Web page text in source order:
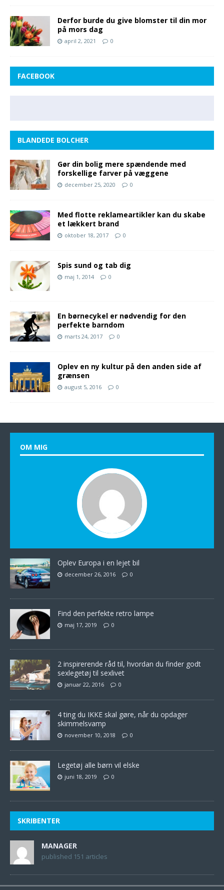
Derfor burde du give blomster til din mor
på mors dag
april 2, 2021 0
FACEBOOK
BLANDEDE BOLCHER
Gør din bolig mere spændende med
forskellige farver på væggene
december 25, 2020 0
Med flotte reklameartikler kan du skabe
et lækkert brand
oktober 18, 2017 0
Spis sund og tab dig
maj 1, 2014 0
En børnecykel er nødvendig for den
perfekte barndom
marts 24, 2017 0
Oplev en ny kultur på den anden side af
grænsen
august 5, 2016 0
OM MIG
Oplev Europa i en lejet bil
december 26, 2016 0
Find den perfekte retro lampe
maj 17, 2019 0
2 inspirerende råd til, hvordan du finder godt
sexlegetøj til sexlivet
januar 22, 2016 0
4 ting du IKKE skal gøre, når du opdager
skimmelsvamp
november 10, 2018 0
Legetøj alle børn vil elske
juni 18, 2019 0
SKRIBENTER
MANAGER
published 151 articles